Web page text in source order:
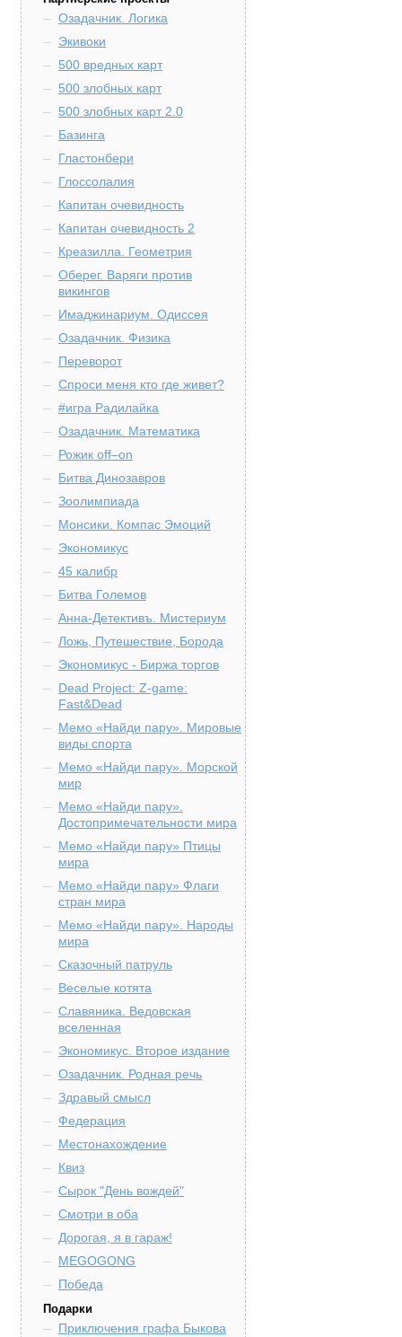
Озадачник. Логика
Экивоки
500 вредных карт
500 злобных карт
500 злобных карт 2.0
Базинга
Гластонбери
Глоссолалия
Капитан очевидность
Капитан очевидность 2
Креазилла. Геометрия
Оберег. Варяги против
викингов
Имаджинариум. Одиссея
Озадачник. Физика
Переворот
Спроси меня кто где живет?
#игра Радилайка
Озадачник. Математика
Рожик off–on
Битва Динозавров
Зоолимпиада
Монсики. Компас Эмоций
Экономикус
45 калибр
Битва Големов
Анна-Детективъ. Мистериум
Ложь, Путешествие, Борода
Экономикус - Биржа торгов
Dead Project: Z-game:
Fast&Dead
Мемо «Найди пару». Мировые
виды спорта
Мемо «Найди пару». Морской
мир
Мемо «Найди пару».
Достопримечательности мира
Мемо «Найди пару» Птицы
мира
Мемо «Найди пару» Флаги
стран мира
Мемо «Найди пару». Народы
мира
Сказочный патруль
Веселые котята
Славяника. Ведовская
вселенная
Экономикус. Второе издание
Озадачник. Родная речь
Здравый смысл
Федерация
Местонахождение
Квиз
Сырок "День вождей"
Смотри в оба
Дорогая, я в гараж!
MEGOGONG
Победа
Подарки
Приключения графа Быкова